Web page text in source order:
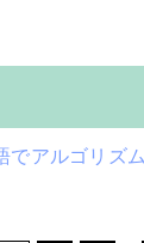
でアルゴリズ